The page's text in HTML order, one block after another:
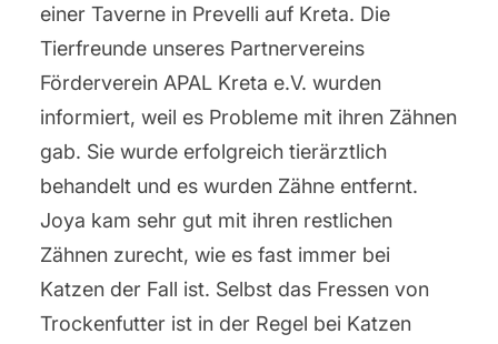
einer Taverne in Prevelli auf Kreta. Die
Tierfreunde unseres Partnervereins
Förderverein APAL Kreta e.V. wurden
informiert, weil es Probleme mit ihren Zähnen
gab. Sie wurde erfolgreich tierärztlich
behandelt und es wurden Zähne entfernt.
Joya kam sehr gut mit ihren restlichen
Zähnen zurecht, wie es fast immer bei
Katzen der Fall ist. Selbst das Fressen von
Trockenfutter ist in der Regel bei Katzen